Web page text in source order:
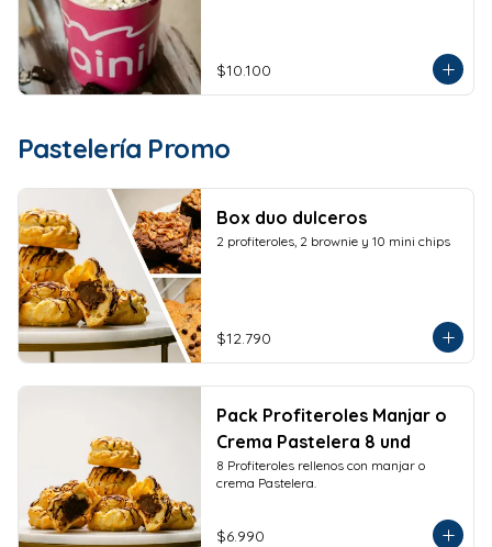
$10.100
Pastelería Promo
Box duo dulceros
2 profiteroles, 2 brownie y 10 mini chips
$12.790
Pack Profiteroles Manjar o
Crema Pastelera 8 und
8 Profiteroles rellenos con manjar o
crema Pastelera.
$6.990